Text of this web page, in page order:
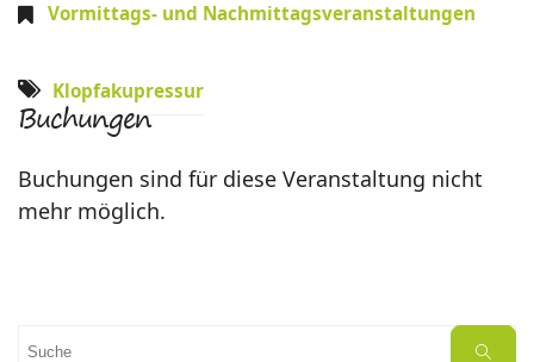
Vormittags- und Nachmittagsveranstaltungen
Klopfakupressur
Buchungen
Buchungen sind für diese Veranstaltung nicht
mehr möglich.
Suchen
Suche